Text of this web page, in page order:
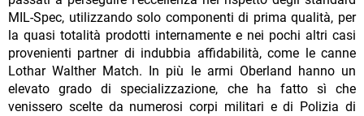
MIL-Spec, utilizzando solo componenti di prima qualità, per
la quasi totalità prodotti internamente e nei pochi altri casi
provenienti partner di indubbia affidabilità, come le canne
Lothar Walther Match. In più le armi Oberland hanno un
elevato grado di specializzazione, che ha fatto sì che
venissero scelte da numerosi corpi militari e di Polizia di